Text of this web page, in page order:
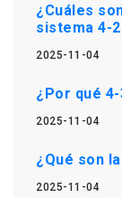
¿Cuáles
sistema 4-
2025-11-04
¿Por qué
2025-11-04
¿Qué son
2025-11-04